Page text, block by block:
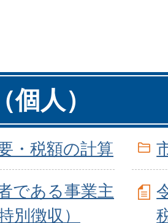
人）
・税額の計算
である事業主
別徴収）